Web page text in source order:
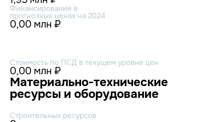
Финансирование в
прогнозных ценах на 2024
0,00 млн ₽
Стоимость по ПСД в текущем уровне цен
0,00 млн ₽
Материально-технические
ресурсы и оборудование
Строительных ресурсов